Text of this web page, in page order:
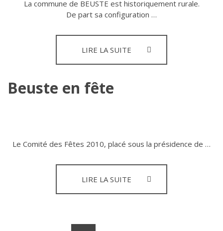
La commune de BEUSTE est historiquement rurale.
De part sa configuration …
LIRE LA SUITE L’AGRICULTURE
Beuste en fête
Le Comité des Fêtes 2010, placé sous la présidence de …
LIRE LA SUITE BEUSTE